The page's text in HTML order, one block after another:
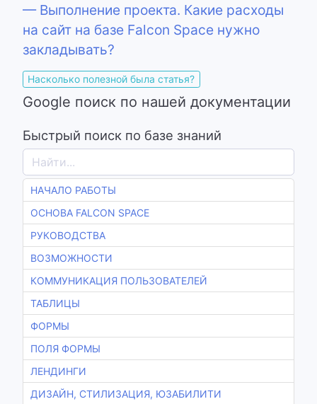
Быстрый поиск по базе знаний
НАЧАЛО РАБОТЫ
ОСНОВА FALCON SPACE
РУКОВОДСТВА
ВОЗМОЖНОСТИ
КОММУНИКАЦИЯ ПОЛЬЗОВАТЕЛЕЙ
ТАБЛИЦЫ
ФОРМЫ
ПОЛЯ ФОРМЫ
ЛЕНДИНГИ
ДИЗАЙН, СТИЛИЗАЦИЯ, ЮЗАБИЛИТИ
— Выполнение проекта. Какие расходы
на сайт на базе Falcon Space нужно
закладывать?
Насколько полезной была статья?
Google поиск по нашей документации